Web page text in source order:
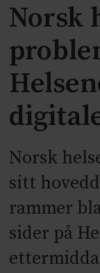
Norsk
Norsk
sitt
rammer
sider på